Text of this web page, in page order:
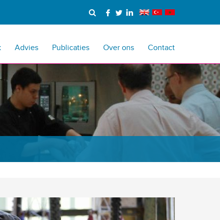
Advies Publicaties Over ons Contact